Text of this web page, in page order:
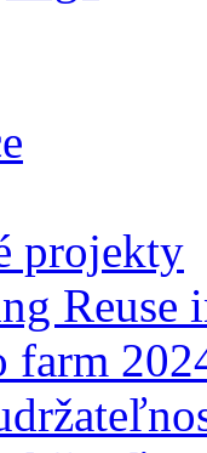
projekty
Reuse
farm